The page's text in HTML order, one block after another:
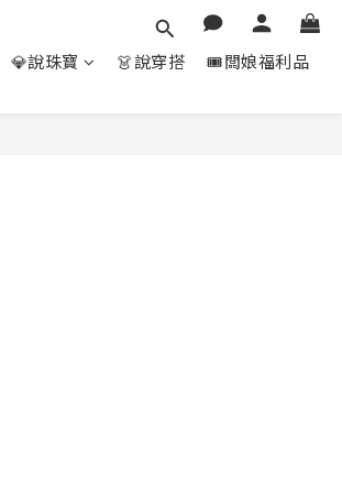
💎說珠寶 👗說穿搭 🎟️闆娘福利品